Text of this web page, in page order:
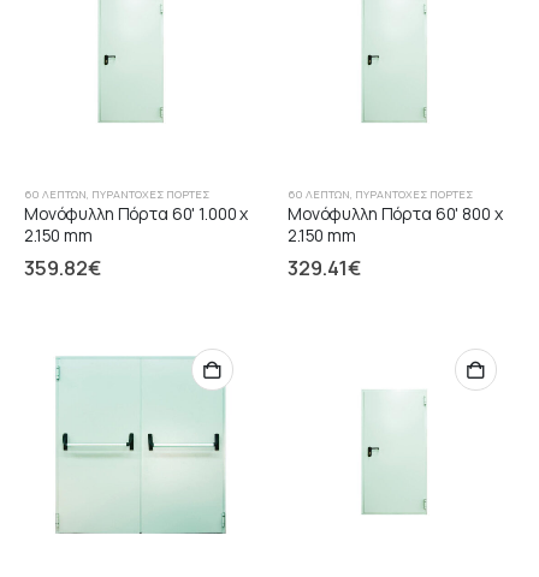
60 ΛΕΠΤΏΝ, ΠΥΡΆΝΤΟΧΕΣ ΠΌΡΤΕΣ
Μονόφυλλη Πόρτα 60' 1.000 x
2.150 mm
359.82€
60 ΛΕΠΤΏΝ, ΠΥΡΆΝΤΟΧΕΣ ΠΌΡΤΕΣ
Μονόφυλλη Πόρτα 60' 800 x
2.150 mm
329.41€